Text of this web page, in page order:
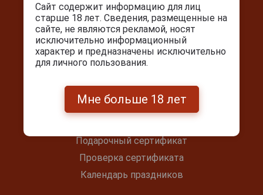
+7(495) 644-59-95
info@cigarpro.ru
Покупателям
Контакты
Покупка и оплата
Подарочный сертификат
Проверка сертификата
Календарь праздников
Сайт содержит информацию для лиц
старше 18 лет. Сведения, размещенные на
сайте, не являются рекламой, носят
исключительно информационный
характер и предназначены исключительно
для личного пользования.
Мне больше 18 лет